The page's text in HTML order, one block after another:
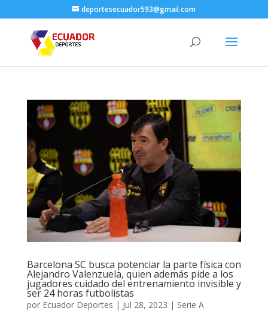
deportesecuador593@gmail.com
Barcelona SC busca potenciar la parte física con
Alejandro Valenzuela, quien además pide a los
jugadores cuidado del entrenamiento invisible y
ser 24 horas futbolistas
por Ecuador Deportes | Jul 28, 2023 | Serie A